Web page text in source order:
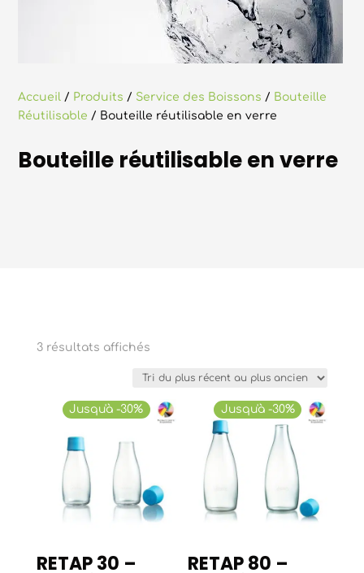
Accueil / Produits / Service des Boissons / Bouteille
Réutilisable / Bouteille réutilisable en verre
Bouteille réutilisable en verre
3 résultats affichésTrié
plus
récent
au
Jusqu'à -30%
RETAP 30 –
Jusqu'à -30%
RETAP 80 –